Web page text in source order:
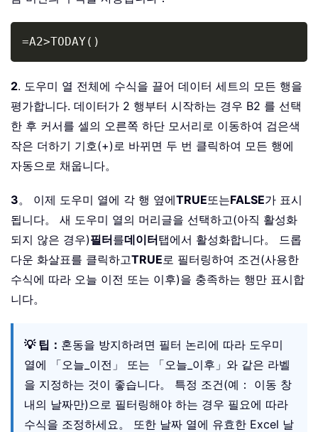
=A2>TODAY()
2. 도우미 열 전체에 수식을 끌어 데이터 세트의 모든 행을
평가합니다. 데이터가 2 행부터 시작하는 경우 B2 를 선택
한 후 커서를 셀의 오른쪽 하단 모서리로 이동하여 검은색
작은 더하기 기호(+)로 바뀌면 두 번 클릭하여 모든 행에
자동으로 채웁니다。
3。 이제 도우미 열에 각 행 옆에TRUE또는FALSE가 표시
됩니다。 새 도우미 열의 머리글을 선택하고(아직 활성화
되지 않은 경우)필터를데이터탭에서 활성화합니다。 드롭
다운 화살표를 클릭하고TRUE로 필터링하여 조건(사용한
수식에 따라 오늘 이전 또는 이후)을 충족하는 행만 표시합
니다。
💡 팁： 혼동을 방지하려면 필터 논리에 따라 도우미
열에 「오늘_이전」 또는 「오늘_이후」와 같은 라벨
을 지정하는 것이 좋습니다。 특정 조건(예： 이동 창
내의 날짜만)으로 필터링해야 하는 경우 필요에 따라
수식을 조정하세요。 또한 날짜 열에 유효한 Excel 날